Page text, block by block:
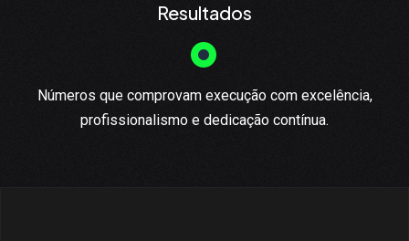
Resultados
Números que comprovam execução com excelência,
profissionalismo e dedicação contínua.